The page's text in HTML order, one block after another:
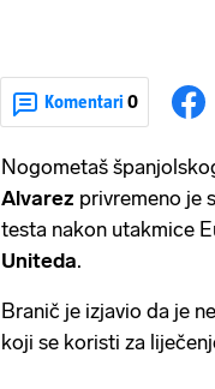
Komentari 0
Nogometaš
Alvarez privremeno je
testa nakon utakmice
Uniteda.
Branič je izjavio da je
koji se koristi za